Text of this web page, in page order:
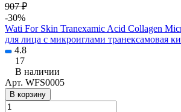
907 ₽
-30%
Wati For Skin Tranexamic Acid Collagen
для лица с микроиглами транексамовая
4.8
17
В наличии
Арт. WFS0005
В корзину